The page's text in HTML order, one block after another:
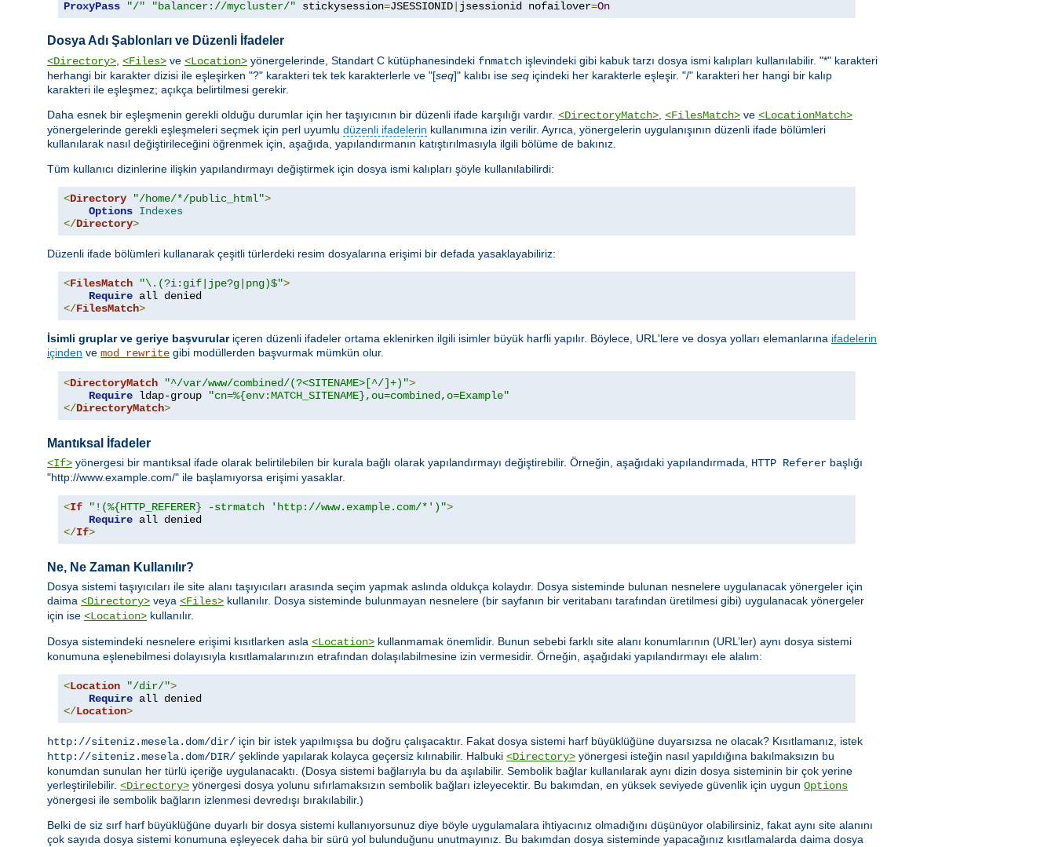
ProxyPass
"/" "balancer://mycluster/" stickysession=JSESSIONID jsessionid nofailover=On
Dosya Adı Şablonları ve Düzenli İfadeler
<Directory> <Files> ve <Location> yönergelerinde, Standart C kütüphanesindeki fnmatch işlevindeki gibi kabuk tarzı dosya ismi kalıpları kullanılabilir. "*" karakteri
herhangi bir karakter dizisi ile eşleşirken "?" karakteri tek tek karakterlerle ve "[seq]" kalıbı ise seq içindeki her karakterle eşleşir. "/" karakteri her hangi bir kalıp
karakteri ile eşleşmez; açıkça belirtilmesi gerekir.
Daha esnek bir eşleşmenin gerekli olduğu durumlar için her taşıyıcının bir düzenli ifade karşılığı vardır. <DirectoryMatch> <FilesMatch> ve <LocationMatch>
yönergelerinde gerekli eşleşmeleri seçmek için perl uyumlu düzenli ifadelerin kullanımına izin verilir. Ayrıca, yönergelerin uygulanışının düzenli ifade bölümleri
kullanılarak nasıl değiştirileceğini öğrenmek için, aşağıda, yapılandırmanın katıştırılmasıyla ilgili bölüme de bakınız.
Tüm kullanıcı dizinlerine ilişkin yapılandırmayı değiştirmek için dosya ismi kalıpları şöyle kullanılabilirdi:
<Directory "/home/*/public_html">
Options Indexes
</Directory>
Düzenli ifade bölümleri kullanarak çeşitli türlerdeki resim dosyalarına erişimi bir defada yasaklayabiliriz:
<FilesMatch "\.(?i:gif|jpe?g|png)$">
Require
</FilesMatch>
İsimli gruplar ve geriye başvurulariçeren düzenli ifadeler ortama eklenirken ilgili isimler büyük harfli yapılır. Böylece, URL'lere ve dosya yolları elemanlarına ifadelerin
içinden ve mod_rewrite gibi modüllerden başvurmak mümkün olur.
<DirectoryMatch "^/var/www/combined/(?<SITENAME>[^/]+)">
Require ldap-group
"cn=%{env:MATCH_SITENAME},ou=combined,o=Example"
</DirectoryMatch>
Mantıksal İfadeler
<If> yönergesi bir mantıksal ifade olarak belirtilebilen bir kurala bağlı olarak yapılandırmayı değiştirebilir. Örneğin, aşağıdaki yapılandırmada, HTTP Referer başlığı
"http://www.example.com/" ile başlamıyorsa erişimi yasaklar.
<If "!(%{HTTP_REFERER} -strmatch 'http://www.example.com/*')">
Require
</If>
Ne, Ne Zaman Kullanılır?
Dosya sistemi taşıyıcıları ile site alanı taşıyıcıları arasında seçim yapmak aslında oldukça kolaydır. Dosya sisteminde bulunan nesnelere uygulanacak yönergeler için
daima <Directory> veya <Files> kullanılır. Dosya sisteminde bulunmayan nesnelere (bir sayfanın bir veritabanı tarafından üretilmesi gibi) uygulanacak yönergeler
için ise <Location> kullanılır.
Dosya sistemindeki nesnelere erişimi kısıtlarken asla <Location> kullanmamak önemlidir. Bunun sebebi farklı site alanı konumlarının (URL’ler) aynı dosya sistemi
konumuna eşlenebilmesi dolayısıyla kısıtlamalarınızın etrafından dolaşılabilmesine izin vermesidir. Örneğin, aşağıdaki yapılandırmayı ele alalım:
<Location "/dir/">
Require
</Location>
http://siteniz.mesela.dom/dir/ için bir istek yapılmışsa bu doğru çalışacaktır. Fakat dosya sistemi harf büyüklüğüne duyarsızsa ne olacak? Kısıtlamanız, istek
http://siteniz.mesela.dom/DIR/ şeklinde yapılarak kolayca geçersiz kılınabilir. Halbuki <Directory> yönergesi isteğin nasıl yapıldığına bakılmaksızın bu
konumdan sunulan her türlü içeriğe uygulanacaktı. (Dosya sistemi bağlarıyla bu da aşılabilir. Sembolik bağlar kullanılarak aynı dizin dosya sisteminin bir çok yerine
yerleştirilebilir. <Directory> yönergesi dosya yolunu sıfırlamaksızın sembolik bağları izleyecektir. Bu bakımdan, en yüksek seviyede güvenlik için uygun Options
yönergesi ile sembolik bağların izlenmesi devredışı bırakılabilir.)
Belki de siz sırf harf büyüklüğüne duyarlı bir dosya sistemi kullanıyorsunuz diye böyle uygulamalara ihtiyacınız olmadığını düşünüyor olabilirsiniz, fakat aynı site alanını
çok sayıda dosya sistemi konumuna eşleyecek daha bir sürü yol bulunduğunu unutmayınız. Bu bakımdan dosya sisteminde yapacağınız kısıtlamalarda daima dosya